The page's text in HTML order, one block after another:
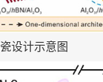
设计示意图